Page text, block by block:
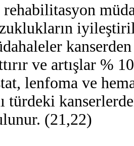
ve artışlar %
lenfoma ve
türdeki
(21,22)